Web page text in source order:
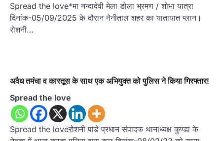
Spread the love*मा नन्दादेवी मेला डोला भ्रमण / शोभा यात्रा
दिनांक-05/09/2025 के दौरान नैनीताल शहर का यातायात प्लान।
रोशनी…
अवैध तमंचा व कारतूस के साथ एक अभियुक्त को पुलिस ने किया गिरफ्तार!
Spread the love
Spread the loveरोशनी पांडे प्रधान संपादक थानाध्यक्ष कुण्डा के